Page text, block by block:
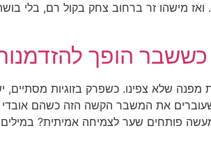
ואז מישהו זר ברחוב צחק בקול רם, בלי
כששבר הופך
מפנה שלא צפינו. כשפרק בזוגיות
את המשבר הקשה הזה כשהם אובדי
פותחים שער לצמיחה אמיתית?